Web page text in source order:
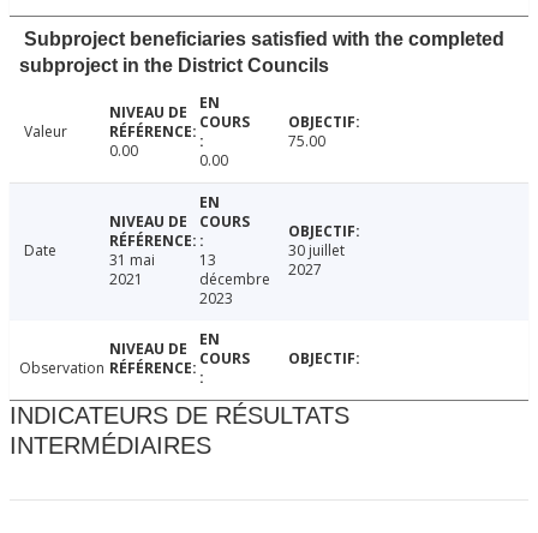
Subproject beneficiaries satisfied with the completed
subproject in the District Councils
Valeur
0.00
0.00
75.00
Date
31 mai
2021
13
décembre
2023
30 juillet
2027
Observation
INDICATEURS DE RÉSULTATS
INTERMÉDIAIRES